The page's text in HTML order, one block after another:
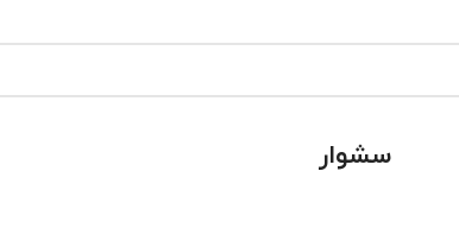
سشوار